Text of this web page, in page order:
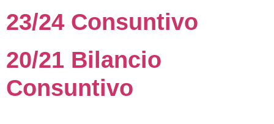
23/24 Consuntivo
20/21 Bilancio
Consuntivo